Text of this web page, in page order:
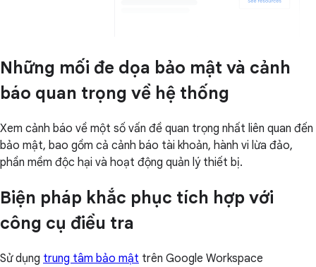
Những mối đe dọa bảo mật và cảnh
báo quan trọng về hệ thống
Xem cảnh báo về một số vấn đề quan trọng nhất liên quan đến
bảo mật, bao gồm cả cảnh báo tài khoản, hành vi lừa đảo,
phần mềm độc hại và hoạt động quản lý thiết bị.
Biện pháp khắc phục tích hợp với
công cụ điều tra
Sử dụng trung tâm bảo mật trên Google Workspace